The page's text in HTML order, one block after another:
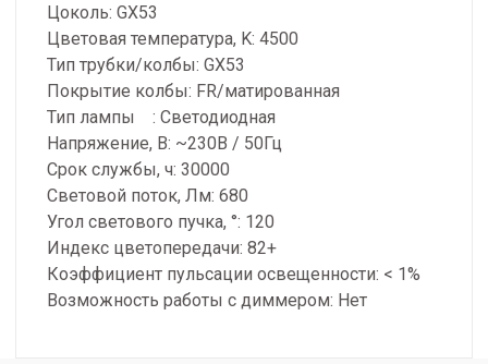
Цоколь: GX53
Цветовая температура, K: 4500
Тип трубки/колбы: GX53
Покрытие колбы: FR/матированная
Тип лампы : Светодиодная
Напряжение, В: ~230В / 50Гц
Срок службы, ч: 30000
Световой поток, Лм: 680
Угол светового пучка, °: 120
Индекс цветопередачи: 82+
Коэффициент пульсации освещенности: < 1%
Возможность работы с диммером: Нет